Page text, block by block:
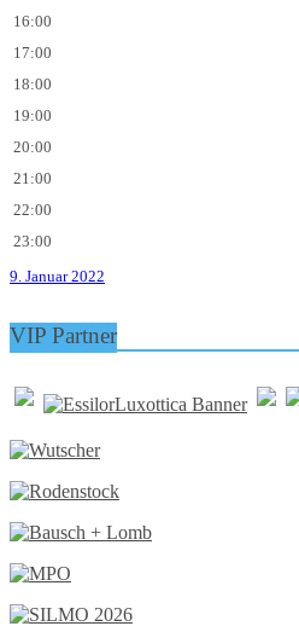
16:00
17:00
18:00
19:00
20:00
21:00
22:00
23:00
9. Januar 2022
VIP Partner